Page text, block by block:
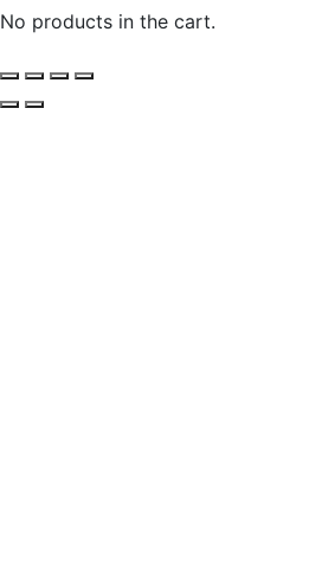
No products in the cart.